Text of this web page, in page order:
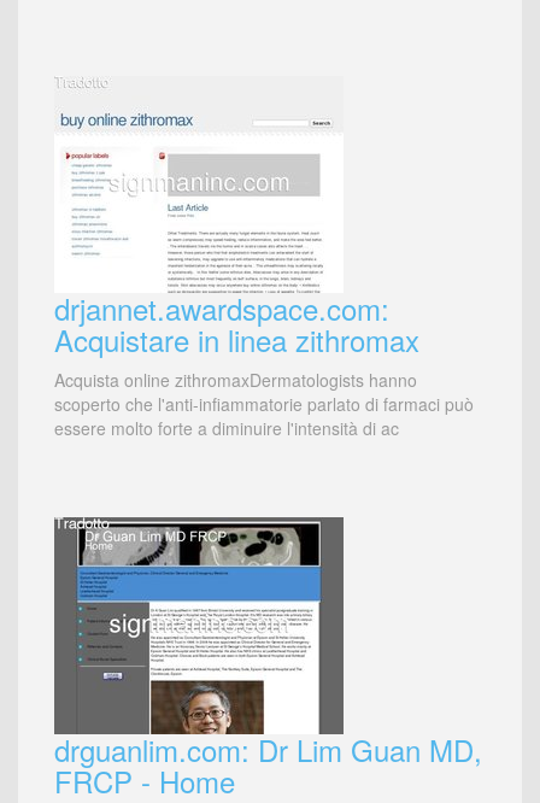
drjannet.awardspace.com:
Acquistare in linea zithromax
Acquista online zithromaxDermatologists hanno
scoperto che l'anti-infiammatorie parlato di farmaci può
essere molto forte a diminuire l'intensità di ac
drguanlim.com: Dr Lim Guan MD,
FRCP - Home